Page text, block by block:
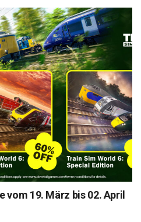
vom 19. März bis 02. April